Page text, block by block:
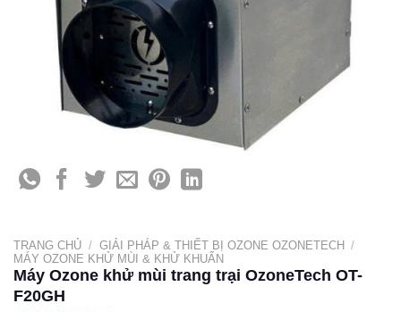
TRANG CHỦ / GIẢI PHÁP & THIẾT BỊ OZONE OZONETECH
/
MÁY OZONE KHỬ MÙI & KHỬ KHUẨN
Máy Ozone khử mùi trang trại OzoneTech OT-
F20GH​